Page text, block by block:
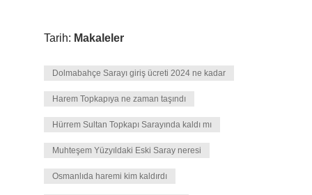
Tarih: Makaleler
Dolmabahçe Sarayı giriş ücreti 2024 ne kadar
Harem Topkapıya ne zaman taşındı
Hürrem Sultan Topkapı Sarayında kaldı mı
Muhteşem Yüzyıldaki Eski Saray neresi
Osmanlıda haremi kim kaldırdı